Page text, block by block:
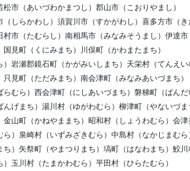
市（あいづわかまつし）郡山市（こおりやまし）
しらかわし）須賀川市（すかがわし）喜多方市（き
市（たむらし）南相馬市（みなみそうまし）伊達市
見町（くにみまち）川俣町（かわまたまち）
岩瀬郡鏡石町（かがみいしまち）天栄村（てんえい
見町（ただみまち）南会津町（みなみあいづまち）
むら）西会津町（にしあいづまち）磐梯町（ばんだ
げまち）湯川村（ゆがわむら）柳津町（やないづま
山町（かねやままち）昭和村（しょうわむら）会津
）泉崎村（いずみざきむら）中島村（なかじまむら
）矢祭町（やまつりまち）塙町（はなわまち）鮫川
玉川村（たまかわむら）平田村（ひらたむら）